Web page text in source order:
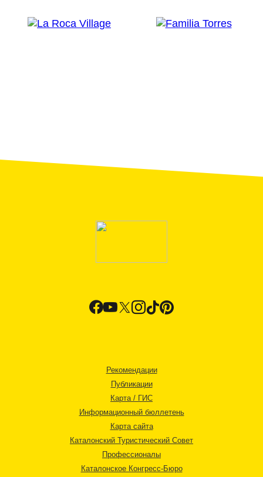
Рекомендации
Публикации
Карта / ГИС
Информационный бюллетень
Карта сайта
Каталонский Туристический Совет
Профессионалы
Каталонское Конгресс-Бюро